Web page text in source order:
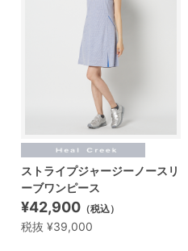
ストライプジャージーノースリ
ーブワンピース
¥42,900 （税込）
税抜 ¥39,000